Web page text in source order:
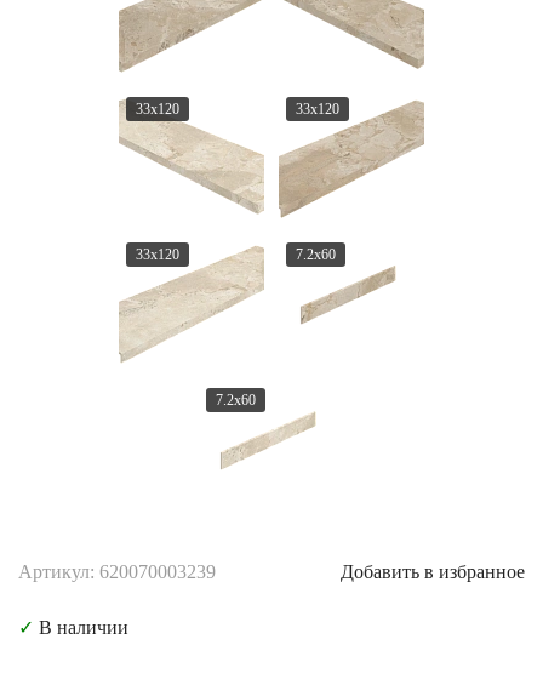
33x120 33x120
33x120 7.2x60
7.2x60
Артикул: 620070003239 Добавить в избранное
✓ В наличии